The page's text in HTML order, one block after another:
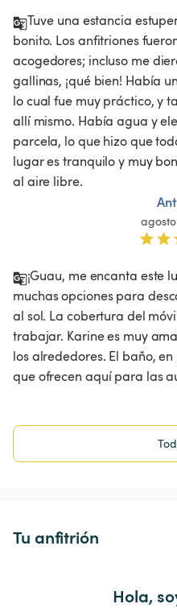
Tuve una estancia
bonito. Los anfitriones
acogedores; incluso me
gallinas, ¡qué bien! Había
lo cual fue muy práctico, y
allí mismo. Había agua y
parcela, lo que hizo que
lugar es tranquilo y muy
al aire libre.
¡Guau, me encanta este
muchas opciones para
al sol. La cobertura del
trabajar. Karine es muy
los alrededores. El baño,
que ofrecen aquí para las
Tu anfitrión
Hola,